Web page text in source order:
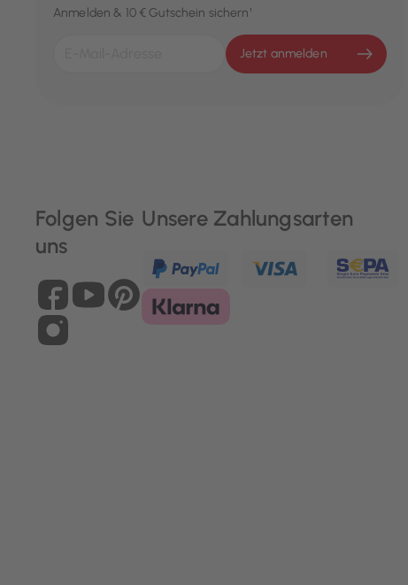
Anmelden & 10 € Gutschein sichern¹
Jetzt anmelden
Folgen Sie
uns
Unsere Zahlungsarten